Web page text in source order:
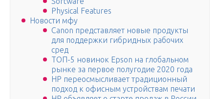
Physical Features
Новости мфу
Canon представляет новые продукты
для поддержки гибридных рабочих
сред
ТОП-5 новинок Epson на глобальном
рынке за первое полугодие 2020 года
HP переосмысливает традиционный
подход к офисным устройствам печати